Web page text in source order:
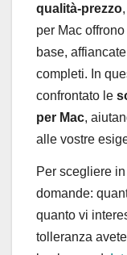
qualità-prezzo
per Mac offrono
base,
completi. In
confrontato le
per Mac,
alle vostre
Per scegliere
domande:
quanto vi
tolleranza